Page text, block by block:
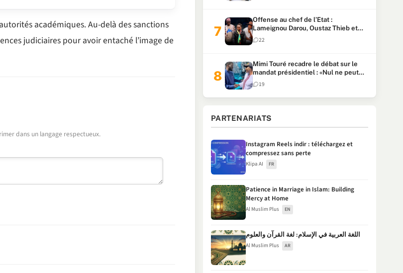
académiques. Au-delà des sanctions
judiciaires pour avoir entaché l’image de
dans un langage respectueux.
Offense au chef de l’Etat :
Lameignou Darou, Oustaz Thieb et
Ndiaye Touba lourdement
condamnés
22
Mimi Touré recadre le débat sur le
mandat présidentiel : «Nul ne peut
faire plus de deux mandats
consécutifs de 5 ans»
19
PARTENARIATS
Instagram Reels indir : téléchargez et
compressez sans perte
Klipa AI FR
Patience in Marriage in Islam: Building
Mercy at Home
Al Muslim Plus EN
اللغة العربية في الإسلام: لغة القرآن والعلوم
Al Muslim Plus AR